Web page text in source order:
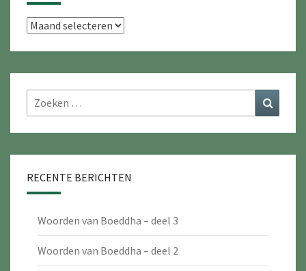
Archieven
Zoeken
naar:
RECENTE BERICHTEN
Woorden van Boeddha – deel 3
Woorden van Boeddha – deel 2